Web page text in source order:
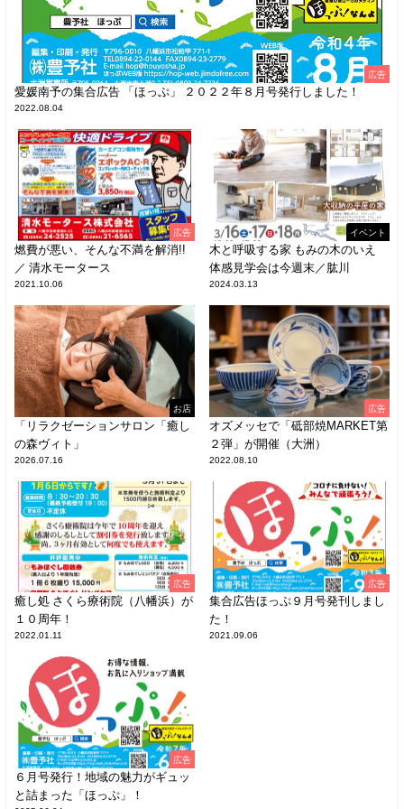
広告
愛媛南予の集合広告 「ほっぷ」 ２０２２年８月号発行しました！
2022.08.04
広告
燃費が悪い、そんな不満を解消!!
／ 清水モータース
2021.10.06
イベント
木と呼吸する家 もみの木のいえ
体感見学会は今週末／肱川
2024.03.13
お店
「リラクゼーションサロン「癒し
の森ヴィト」
2026.07.16
広告
オズメッセで「砥部焼MARKET第
２弾」が開催（大洲）
2022.08.10
広告
癒し処 さくら療術院（八幡浜）が
１０周年！
2022.01.11
広告
集合広告ほっぷ９月号発刊しまし
た！
2021.09.06
広告
６月号発行！地域の魅力がギュッ
と詰まった「ほっぷ」！